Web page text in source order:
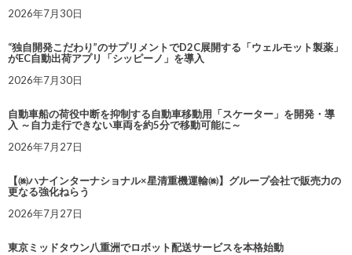
2026年7月30日
“独自開発こだわり”のサプリメントでD2C展開する「ウェルモット製薬」
がEC自動出荷アプリ「シッピーノ」を導入
2026年7月30日
自動車船の荷役中断を抑制する自動車移動用「スケーター」を開発・導
入 ～自力走行できない車両を約5分で移動可能に～
2026年7月27日
【㈱ハナインターナショナル×星清重機運輸㈱】グループ会社で販売力の
更なる強化ねらう
2026年7月27日
東京ミッドタウン八重洲でロボット配送サービスを本格始動